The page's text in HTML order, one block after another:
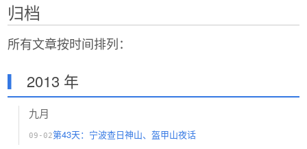
归档
所有文章按时间排列：
2013 年
九月
09-02第43天：宁波查日神山、盔甲山夜话